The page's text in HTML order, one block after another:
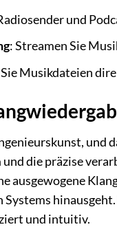
und
: Streamen Sie
Musikdateien
und
die präzise
ausgewogene
Systems
und intuitiv.